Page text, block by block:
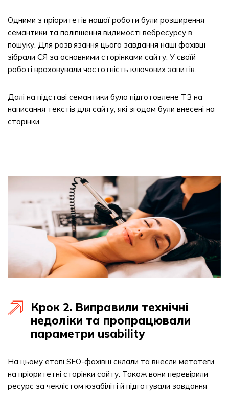
Одними з пріоритетів нашої роботи були розширення
семантики та поліпшення видимості вебресурсу в
пошуку. Для розв’язання цього завдання наші фахівці
зібрали СЯ за основними сторінками сайту. У своїй
роботі враховували частотність ключових запитів.
Далі на підставі семантики було підготовлене ТЗ на
написання текстів для сайту, які згодом були внесені на
сторінки.
Крок 2. Виправили технічні
недоліки та пропрацювали
параметри usability
На цьому етапі SEO-фахівці склали та внесли метатеги
на пріоритетні сторінки сайту. Також вони перевірили
ресурс за чеклістом юзабіліті й підготували завдання